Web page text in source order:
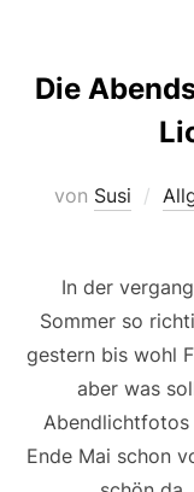
Die
von Susi
In der
Sommer so
gestern bis wohl
aber was
Abendlichtfotos
Ende Mai schon